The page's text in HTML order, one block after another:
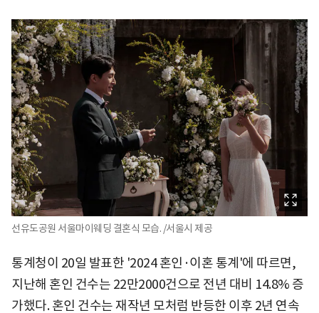
선유도공원 서울마이웨딩 결혼식 모습. /서울시 제공
통계청이 20일 발표한 '2024 혼인·이혼 통계'에 따르면,
지난해 혼인 건수는 22만2000건으로 전년 대비 14.8% 증
가했다. 혼인 건수는 재작년 모처럼 반등한 이후 2년 연속